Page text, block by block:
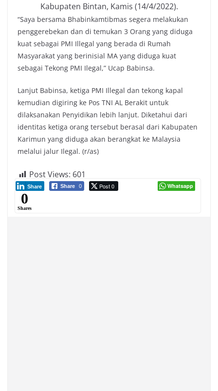
Kabupaten Bintan, Kamis (14/4/2022).
“Saya bersama Bhabinkamtibmas segera melakukan
penggerebekan dan di temukan 3 Orang yang diduga
kuat sebagai PMI Illegal yang berada di Rumah
Masyarakat yang berinisial MA yang diduga kuat
sebagai Tekong PMI Ilegal,” Ucap Babinsa.
Lanjut Babinsa, ketiga PMI Illegal dan tekong kapal
kemudian digiring ke Pos TNI AL Berakit untuk
dilaksanakan Penyidikan lebih lanjut. Diketahui dari
identitas ketiga orang tersebut berasal dari Kabupaten
Karimun yang diduga akan berangkat ke Malaysia
melalui jalur Ilegal. (r/as)
Post Views: 601
Share 0 Post 0
Share Whatsapp
0
Shares